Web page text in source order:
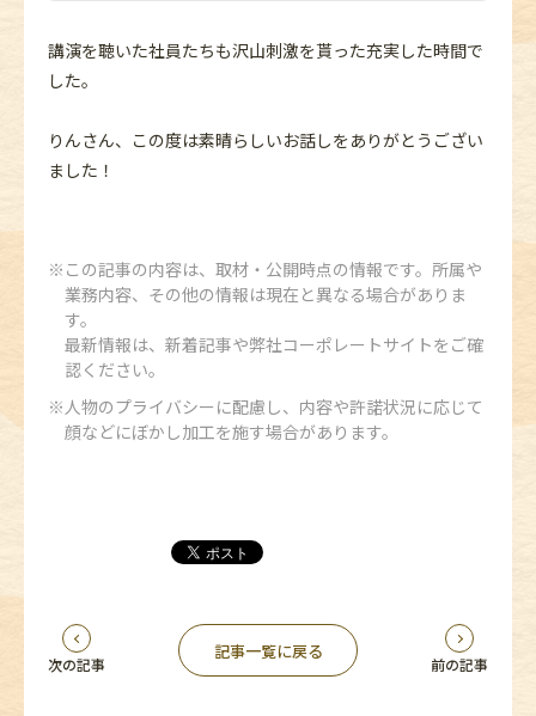
講演を聴いた社員たちも沢山刺激を貰った充実した時間で
した。
りんさん、この度は素晴らしいお話しをありがとうござい
ました！
この記事の内容は、取材・公開時点の情報です。所属や
業務内容、その他の情報は現在と異なる場合がありま
す。
最新情報は、新着記事や弊社コーポレートサイトをご確
認ください。
人物のプライバシーに配慮し、内容や許諾状況に応じて
顔などにぼかし加工を施す場合があります。
次の記事
記事一覧に戻る
前の記事